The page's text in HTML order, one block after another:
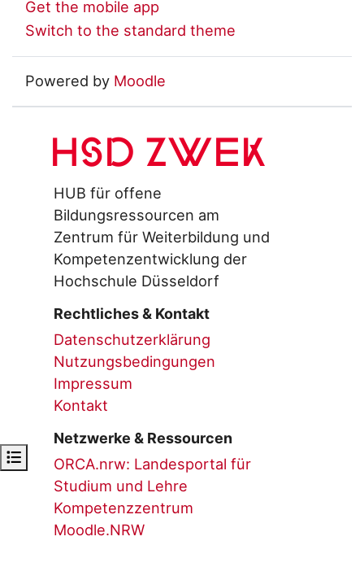
Open course index
Get the mobile app
Switch to the standard theme
Powered by Moodle
HSD ZWEK
HUB für offene
Bildungsressourcen am
Zentrum für Weiterbildung und
Kompetenzentwicklung der
Hochschule Düsseldorf
Rechtliches & Kontakt
Datenschutzerklärung
Nutzungsbedingungen
Impressum
Kontakt
Netzwerke & Ressourcen
ORCA.nrw: Landesportal für
Studium und Lehre
Kompetenzzentrum
Moodle.NRW